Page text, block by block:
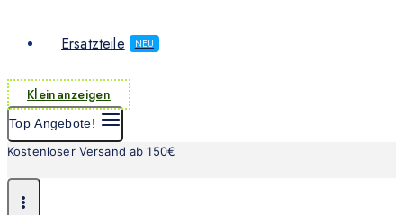
Ersatzteile NEU
Kleinanzeigen
Top Angebote!
Kostenloser Versand ab 150€